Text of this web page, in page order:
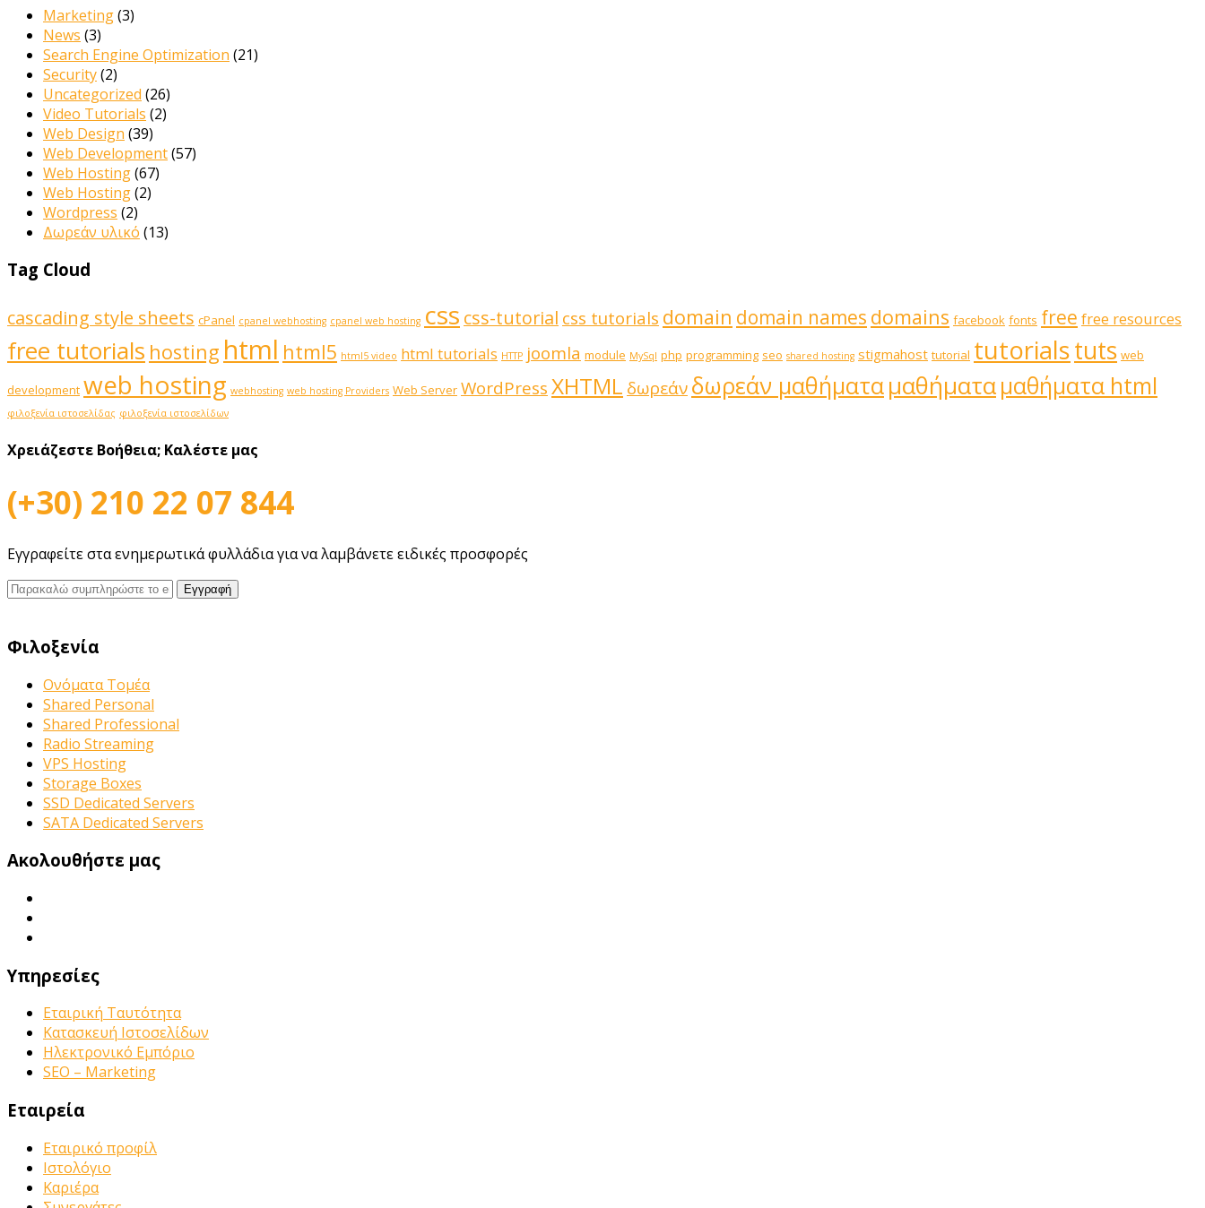
Marketing(3)
News (3)
Search Engine Optimization (21)
Security(2)
Uncategorized (26)
Video Tutorials (2)
Web Design (39)
Web Development(57)
Web Hosting(67)
Web Hosting(2)
Wordpress (2)
Δωρεάν υλικό (13)
Tag Cloud
cascading style sheets cPanel cpanel webhosting cpanel web hosting css css-tutorial css tutorials domain domain names domains facebook fonts free free resources
free tutorials hosting html html5 html5 video html tutorials HTTP joomla module MySql php programming seo shared hosting stigmahost tutorial tutorialstuts web
development web hosting webhosting web hosting Providers Web Server WordPressXHTML δωρεάνδωρεάν μαθήματαμαθήματαμαθήματα html
φιλοξενία ιστοσελίδας φιλοξενία ιστοσελίδων
Χρειάζεστε Βοήθεια; Καλέστε μας
(+30) 210 22 07 844
Εγγραφείτε στα ενημερωτικά φυλλάδια για να λαμβάνετε ειδικές προσφορές
Φιλοξενία
Ονόματα Τομέα
Shared Personal
Shared Professional
Radio Streaming
VPS Hosting
Storage Boxes
SSD Dedicated Servers
SATA Dedicated Servers
Ακολουθήστε μας
Υπηρεσίες
Εταιρική Ταυτότητα
Κατασκευή Ιστοσελίδων
Ηλεκτρονικό Εμπόριο
SEO – Marketing
Εταιρεία
Εταιρικό προφίλ
Ιστολόγιο
Καριέρα